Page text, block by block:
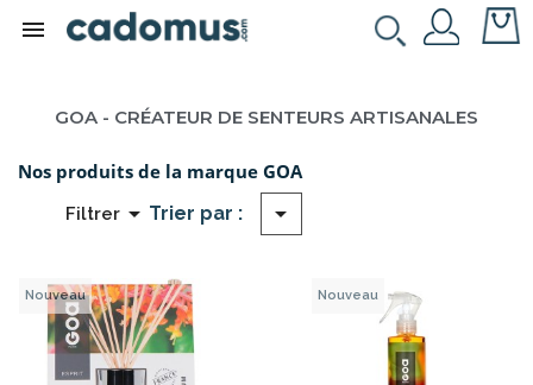

GOA - CRÉATEUR DE SENTEURS ARTISANALES
Nos produits de la marque GOA
Filtrer Trier par : 
Nouveau Nouveau